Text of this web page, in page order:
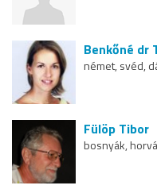
Benkőné dr
német, svéd,
Fülöp Tibor
bosnyák,